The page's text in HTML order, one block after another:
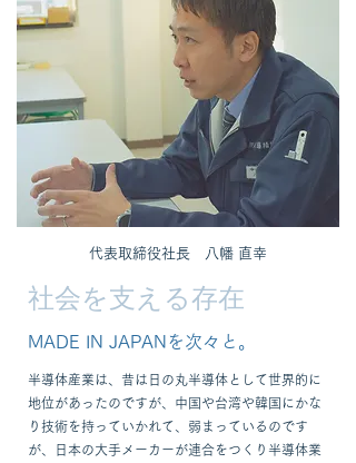
​代表取締役社長 八幡 直幸
MADE IN JAPANを次々と。
半導体産業は、昔は日の丸半導体として世界的に
地位があったのですが、中国や台湾や韓国にかな
り技術を持っていかれて、弱まっているのです
が、日本の大手メーカーが連合をつくり半導体業
​社会を支える存在